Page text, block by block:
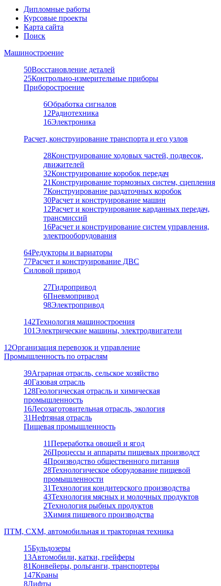
Дипломные работы
Курсовые проекты
Карта сайта
Поиск
Машиностроение
50Восстановление деталей
25Контрольно-измерительные приборы
Приборостроение
6Обработка сигналов
12Радиотехника
16Электроника
Расчет, конструирование транспорта и его узлов
28Конструирование ходовых частей, подвесок,
движителей
32Конструирование коробок передач
21Конструирование тормозных систем, сцепления
7Конструирование раздаточных коробок
30Расчет и конструирование машин
12Расчет и конструирование карданных передач,
трансмиссий
16Расчет и конструирование систем управления,
электрооборудования
64Редукторы и вариаторы
77Расчет и конструирование ДВС
Силовой привод
27Гидропривод
6Пневмопривод
98Электропривод
142Технология машиностроения
101Электрические машины, электродвигатели
12Организация перевозок и управление
Промышленность по отраслям
39Аграрная отрасль, сельское хозяйство
40Газовая отрасль
128Геологическая отрасль и химическая
промышленность
16Лесозаготовительная отрасль, экология
31Нефтяная отрасль
Пищевая промышленность
11Переработка овощей и ягод
26Процессы и аппараты пищевых производст
4Производство общественного питания
28Технологическое оборудование пищевой
промышленности
31Технология кондитерского производства
43Технология мясных и молочных продуктов
2Технология рыбных продуктов
3Химия пищевого производства
ПТМ, СХМ, автомобильная и тракторная техника
15Бульдозеры
13Автомобили, катки, грейферы
81Конвейеры, рольганги, транспортеры
147Краны
8Лифты